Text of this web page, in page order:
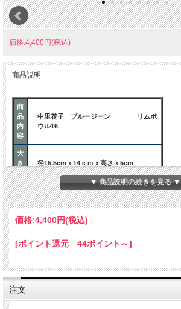
価格:4,400円(税込)
商品説明
商
品
内
容
中里花子 ブルージーン リムボ
ウル16
大
き
さ
径15.5cmｘ14ｃｍｘ高さｘ5cm
ご
注
ご注意事項
陶器は大変吸水性の高いものです。
いになると、食べ物の汁や醤油などが器
の中に浸み込み、汚れることがありま
はじめにお使いになるときは、半日くら
い水の中に浸し、十分に器を湿らせてお
▼ 商品説明の続きを見る ▼
価格:4,400円(税込)
[ポイント還元 44ポイント～]
注文